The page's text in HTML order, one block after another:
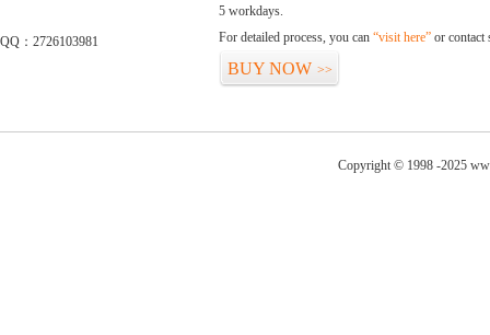
QQ：2726103981
5 workdays.
For detailed process, you can “visit here” or contact
BUY NOW >>
Copyright © 1998 -2025